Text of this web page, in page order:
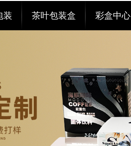
装 茶叶包装盒 彩盒中心